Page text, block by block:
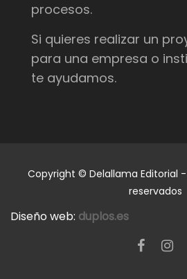
procesos.
Si quieres realizar un
para una empresa o
te ayudamos.
Copyright © Delallama Editorial
reservados
Diseño web: duplos.es